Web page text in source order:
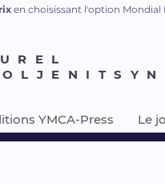
YMCA-Press Le
en choisissant l'option Mondial